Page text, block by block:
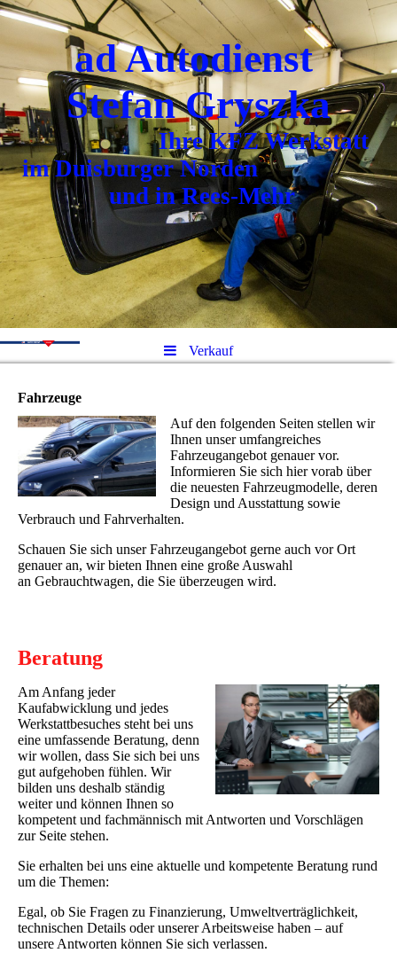
ad Autodienst
Stefan Gryszka
Ihre KFZ Werkstatt
im Duisburger Norden
und in Rees-Mehr
Verkauf
Fahrzeuge
Auf den folgenden Seiten stellen wir
Ihnen unser umfangreiches
Fahrzeugangebot genauer vor.
Informieren Sie sich hier vorab über
die neuesten Fahrzeugmodelle, deren
Design und Ausstattung sowie
Verbrauch und Fahrverhalten.
Schauen Sie sich unser Fahrzeugangebot gerne auch vor Ort
genauer an, wir bieten Ihnen eine große Auswahl
an Gebrauchtwagen, die Sie überzeugen wird.
Beratung
Am Anfang jeder
Kaufabwicklung und jedes
Werkstattbesuches steht bei uns
eine umfassende Beratung, denn
wir wollen, dass Sie sich bei uns
gut aufgehoben fühlen. Wir
bilden uns deshalb ständig
weiter und können Ihnen so
kompetent und fachmännisch mit Antworten und Vorschlägen
zur Seite stehen.
Sie erhalten bei uns eine aktuelle und kompetente Beratung rund
um die Themen:
Egal, ob Sie Fragen zu Finanzierung, Umweltverträglichkeit,
technischen Details oder unserer Arbeitsweise haben – auf
unsere Antworten können Sie sich verlassen.